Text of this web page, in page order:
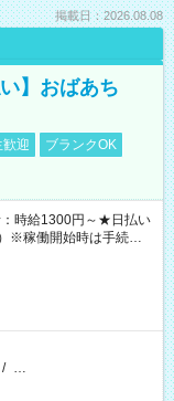
掲載日：2026.08.08
】おばあち
歓迎
ブランクOK
時給1300円～★日払い
※稼働開始時は手続き完
/ …